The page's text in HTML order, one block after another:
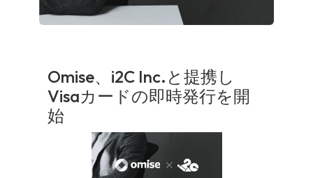
Omise、i2C Inc.と提携し
Visaカードの即時発行を開
始